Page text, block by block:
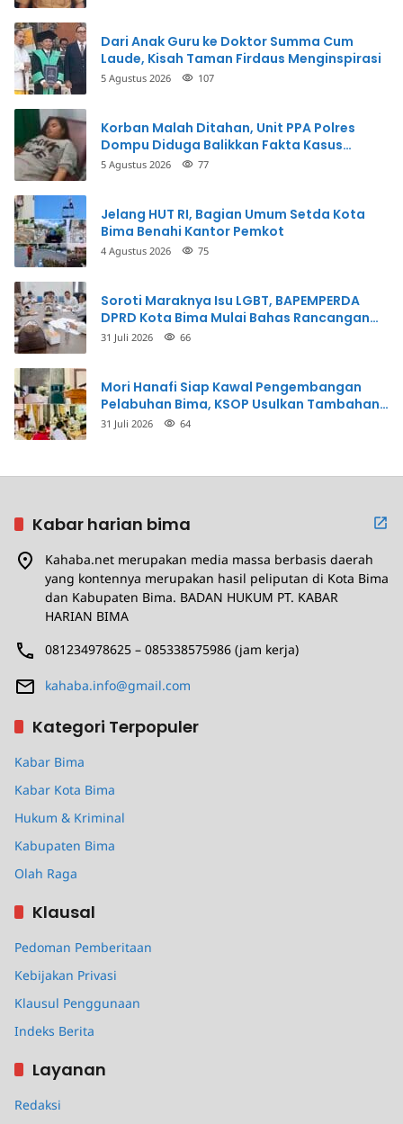
Dari Anak Guru ke Doktor Summa Cum
Laude, Kisah Taman Firdaus Menginspirasi
5 Agustus 2026 107
Korban Malah Ditahan, Unit PPA Polres
Dompu Diduga Balikkan Fakta Kasus
Penganiayaan
5 Agustus 2026 77
Jelang HUT RI, Bagian Umum Setda Kota
Bima Benahi Kantor Pemkot
4 Agustus 2026 75
Soroti Maraknya Isu LGBT, BAPEMPERDA
DPRD Kota Bima Mulai Bahas Rancangan
Perda Pencegahan
31 Juli 2026 66
Mori Hanafi Siap Kawal Pengembangan
Pelabuhan Bima, KSOP Usulkan Tambahan
Dermaga Rp400 Miliar
31 Juli 2026 64
Kabar harian bima
Kahaba.net merupakan media massa berbasis daerah
yang kontennya merupakan hasil peliputan di Kota Bima
dan Kabupaten Bima. BADAN HUKUM PT. KABAR
HARIAN BIMA
081234978625 – 085338575986 (jam kerja)
kahaba.info@gmail.com
Kategori Terpopuler
Kabar Bima
Kabar Kota Bima
Hukum & Kriminal
Kabupaten Bima
Olah Raga
Klausal
Pedoman Pemberitaan
Kebijakan Privasi
Klausul Penggunaan
Indeks Berita
Layanan
Redaksi